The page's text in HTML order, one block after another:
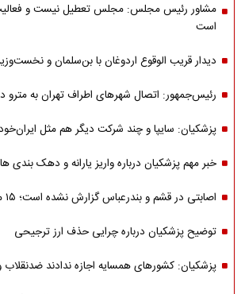
مشاور رئیس مجلس: مجلس تعطیل نیست و
است
دیدار قریب الوقوع اردوغان با بن‌سلمان و
رئیس‌جمهور: اتصال شهرهای اطراف تهران به مترو
پزشکیان: سایپا و چند شرکت دیگر هم مثل
خبر مهم پزشکیان درباره واریز یارانه و دهک بندی ها
اصابتی در قشم و بندرعباس گزارش نشده است؛ ۱۵ مرداد
توضیح پزشکیان درباره چرایی حذف ارز ترجیحی
پزشکیان: کشورهای همسایه اجازه ندادند ضدنقلاب